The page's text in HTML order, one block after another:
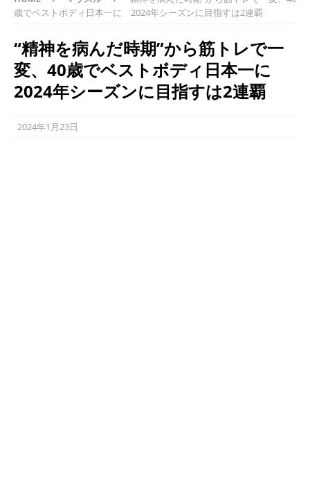
歳でベストボディ日本一に 2024年シーズンに目指すは2連覇
“精神を病んだ時期”から筋トレで一
変、40歳でベストボディ日本一に
2024年シーズンに目指すは2連覇
2024年1月23日